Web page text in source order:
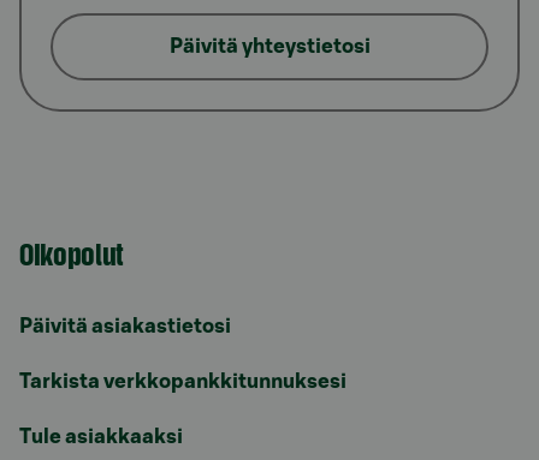
Päivitä yhteystietosi
Oikopolut
Päivitä asiakastietosi
Tarkista verkkopankkitunnuksesi
Tule asiakkaaksi